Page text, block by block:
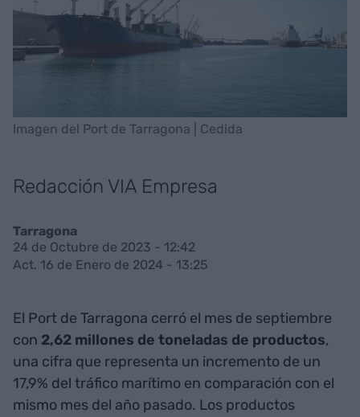
Imagen del Port de Tarragona | Cedida
Redacción VIA Empresa
Tarragona
24 de Octubre de 2023 - 12:42
Act. 16 de Enero de 2024 - 13:25
El Port de Tarragona cerró el mes de septiembre
con 2,62 millones de toneladas de productos,
una cifra que representa un incremento de un
17,9% del tráfico marítimo en comparación con el
mismo mes del año pasado. Los productos